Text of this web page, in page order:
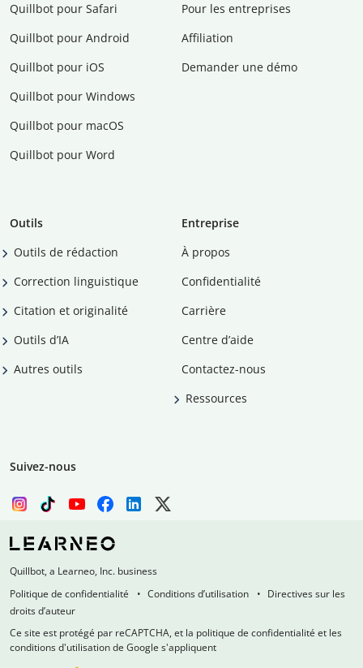
Quillbot pour Safari
Quillbot pour Android
Quillbot pour iOS
Quillbot pour Windows
Quillbot pour macOS
Quillbot pour Word
Pour les entreprises
Affiliation
Demander une démo
Outils
Outils de rédaction
Correction linguistique
Citation et originalité
Outils d’IA
Autres outils
Entreprise
À propos
Confidentialité
Carrière
Centre d’aide
Contactez-nous
Ressources
Suivez-nous
Quillbot, a Learneo, Inc. business
Politique de confidentialité
Conditions d’utilisation
Directives sur les
droits d’auteur
Ce site est protégé par reCAPTCHA, et la politique de confidentialité et les
conditions d'utilisation de Google s'appliquent